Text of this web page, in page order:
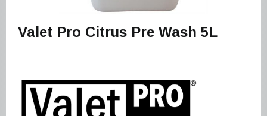
Valet Pro Citrus Pre Wash 5L